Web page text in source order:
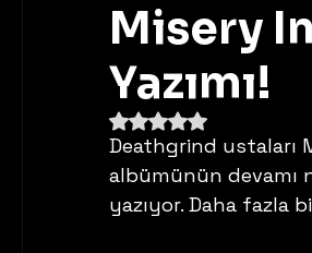
Misery
Yazımı!
5 üzerinden NaN yıldız
Deathgrind ustaları
albümünün devamı
yazıyor. Daha fazla